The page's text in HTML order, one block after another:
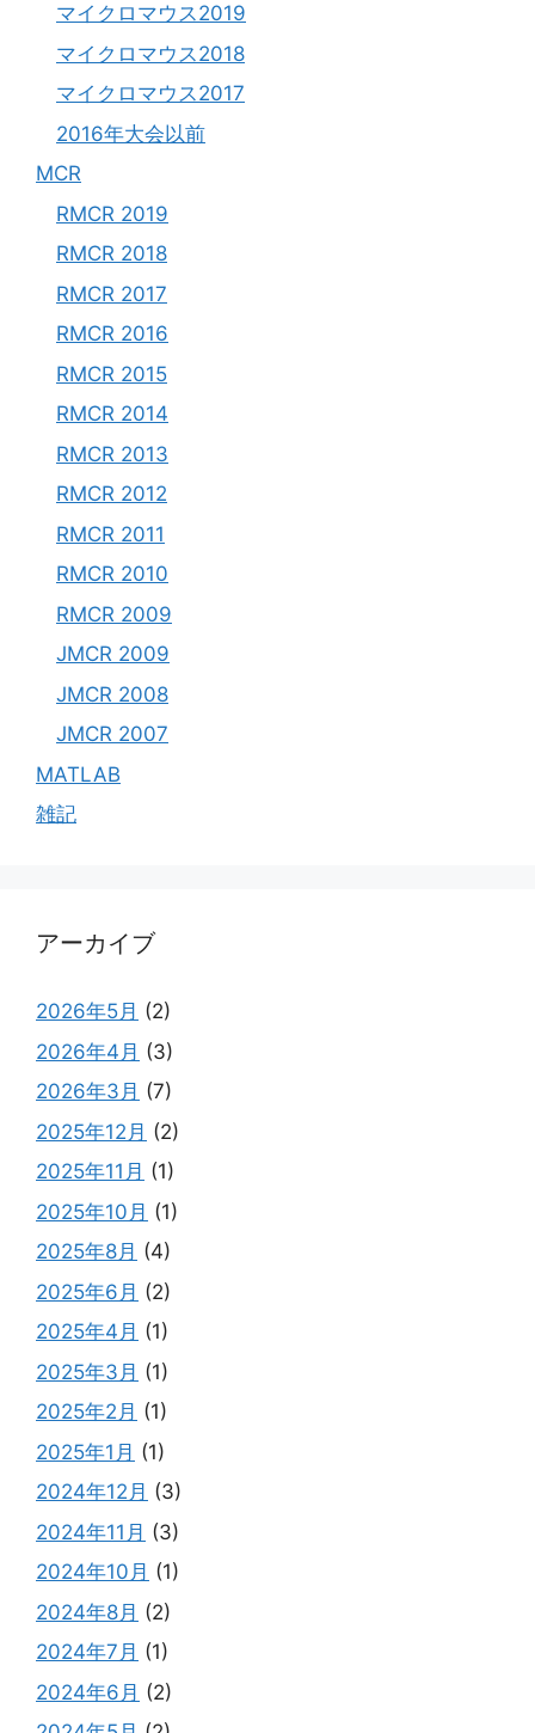
マイクロマウス2019
マイクロマウス2018
マイクロマウス2017
2016年大会以前
MCR
RMCR 2019
RMCR 2018
RMCR 2017
RMCR 2016
RMCR 2015
RMCR 2014
RMCR 2013
RMCR 2012
RMCR 2011
RMCR 2010
RMCR 2009
JMCR 2009
JMCR 2008
JMCR 2007
MATLAB
雑記
アーカイブ
2026年5月 (2)
2026年4月 (3)
2026年3月 (7)
2025年12月 (2)
2025年11月 (1)
2025年10月 (1)
2025年8月 (4)
2025年6月 (2)
2025年4月 (1)
2025年3月 (1)
2025年2月 (1)
2025年1月 (1)
2024年12月 (3)
2024年11月 (3)
2024年10月 (1)
2024年8月 (2)
2024年7月 (1)
2024年6月 (2)